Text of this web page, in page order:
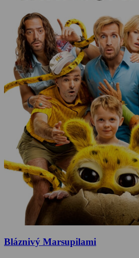
Bláznivý Marsupilami